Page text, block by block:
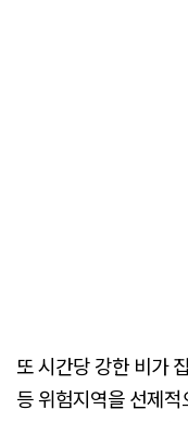
또 시간당 강한 비가
등 위험지역을 선제